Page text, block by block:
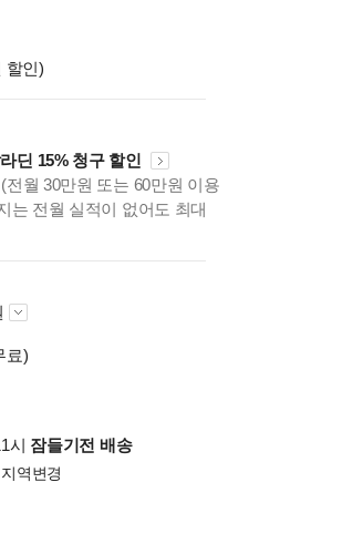
할인)
딘 15% 청구 할인
월 30만원 또는 60만원 이용
는 전월 실적이 없어도 최대
료)
시 잠들기전 배송
지역변경